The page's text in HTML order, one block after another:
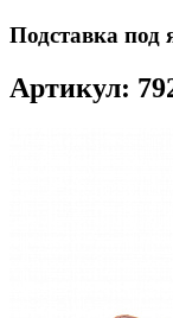
Подставка
Артикул: